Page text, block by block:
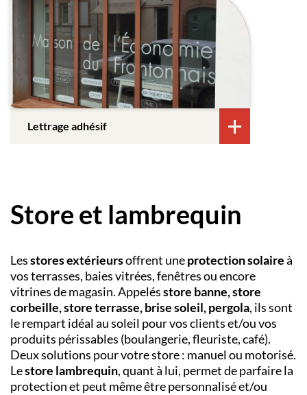
Lettrage adhésif
Store et lambrequin
Lesstores extérieursoffrent uneprotection solaireà
vos terrasses, baies vitrées, fenêtres ou encore
vitrines de magasin. Appelésstore banne, store
corbeille, store terrasse, brise soleil, pergola, ils sont
le rempart idéal au soleil pour vos clients et/ou vos
produits périssables (boulangerie, fleuriste, café).
Deux solutions pour votre store : manuel ou motorisé.
Lestore lambrequin, quant à lui, permet de parfaire la
protection et peut même être personnalisé et/ou